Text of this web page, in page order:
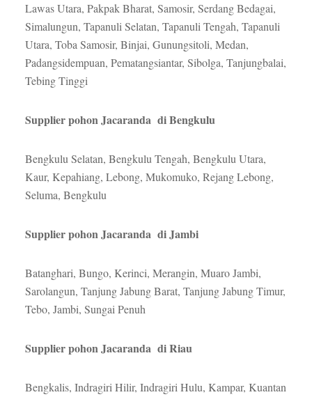
Lawas Utara, Pakpak Bharat, Samosir, Serdang Bedagai,
Simalungun, Tapanuli Selatan, Tapanuli Tengah, Tapanuli
Utara, Toba Samosir, Binjai, Gunungsitoli, Medan,
Padangsidempuan, Pematangsiantar, Sibolga, Tanjungbalai,
Tebing Tinggi
Supplier pohon Jacaranda di Bengkulu
Bengkulu Selatan, Bengkulu Tengah, Bengkulu Utara,
Kaur, Kepahiang, Lebong, Mukomuko, Rejang Lebong,
Seluma, Bengkulu
Supplier pohon Jacaranda di Jambi
Batanghari, Bungo, Kerinci, Merangin, Muaro Jambi,
Sarolangun, Tanjung Jabung Barat, Tanjung Jabung Timur,
Tebo, Jambi, Sungai Penuh
Supplier pohon Jacaranda di Riau
Bengkalis, Indragiri Hilir, Indragiri Hulu, Kampar, Kuantan